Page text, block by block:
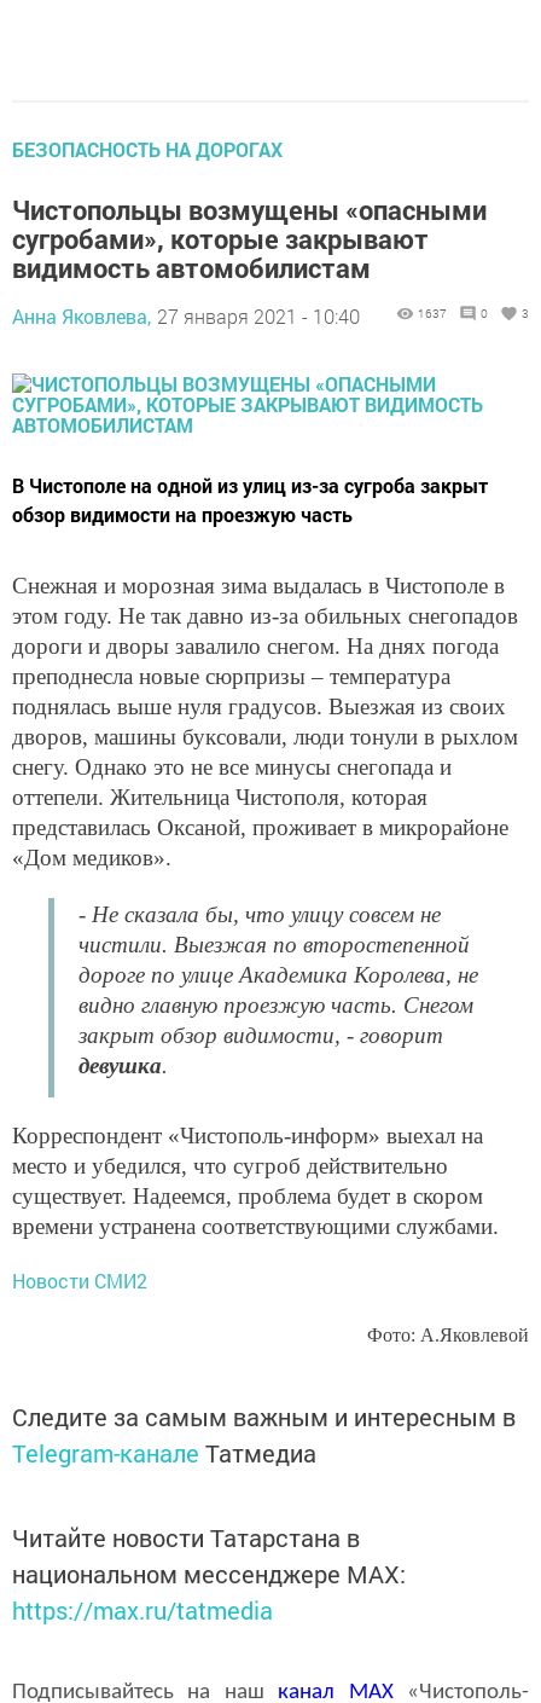
БЕЗОПАСНОСТЬ НА ДОРОГАХ
Чистопольцы возмущены «опасными
сугробами», которые закрывают
видимость автомобилистам
Анна Яковлева, 27 января 2021 - 10:40 1637 0 3
В Чистополе на одной из улиц из-за сугроба закрыт
обзор видимости на проезжую часть
Снежная и морозная зима выдалась в Чистополе в
этом году. Не так давно из-за обильных снегопадов
дороги и дворы завалило снегом. На днях погода
преподнесла новые сюрпризы – температура
поднялась выше нуля градусов. Выезжая из своих
дворов, машины буксовали, люди тонули в рыхлом
снегу. Однако это не все минусы снегопада и
оттепели. Жительница Чистополя, которая
представилась Оксаной, проживает в микрорайоне
«Дом медиков».
- Не сказала бы, что улицу совсем не
чистили. Выезжая по второстепенной
дороге по улице Академика Королева, не
видно главную проезжую часть. Снегом
закрыт обзор видимости, - говорит
девушка.
Корреспондент «Чистополь-информ» выехал на
место и убедился, что сугроб действительно
существует. Надеемся, проблема будет в скором
времени устранена соответствующими службами.
Новости СМИ2
Фото: А.Яковлевой
Следите за самым важным и интересным в
Telegram-канале Татмедиа
Читайте новости Татарстана в
национальном мессенджере MАХ:
https://max.ru/tatmedia
Подписывайтесь на наш канал MAX«Чистополь-